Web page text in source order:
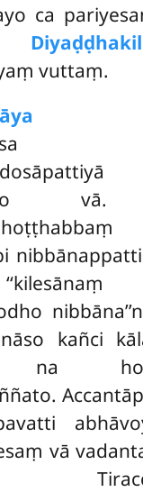
ca
vuttaṃ.
kañci
na
vā